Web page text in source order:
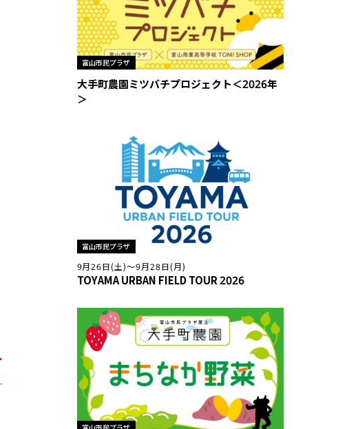
富山市民プラザ
大手町農園ミツバチプロジェクト＜2026年
＞
富山市民プラザ
9月26日(土)〜9月28日(月)
TOYAMA URBAN FIELD TOUR 2026